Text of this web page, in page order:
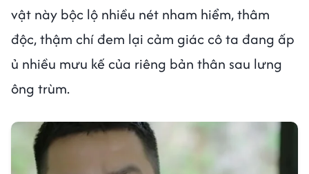
vật này bộc lộ nhiều nét nham hiểm, thâm
độc, thậm chí đem lại cảm giác cô ta đang ấp
ủ nhiều mưu kế của riêng bản thân sau lưng
ông trùm.